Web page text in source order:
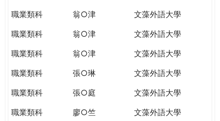
職業類科
翁○津
文藻外語大學
職業類科
翁○津
文藻外語大學
職業類科
翁○津
文藻外語大學
職業類科
張○琳
文藻外語大學
職業類科
張○庭
文藻外語大學
職業類科
廖○竺 文藻外語大學